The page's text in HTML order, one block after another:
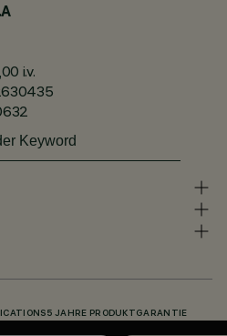
i.v.
5 JAHRE PRODUKTGARANTIE